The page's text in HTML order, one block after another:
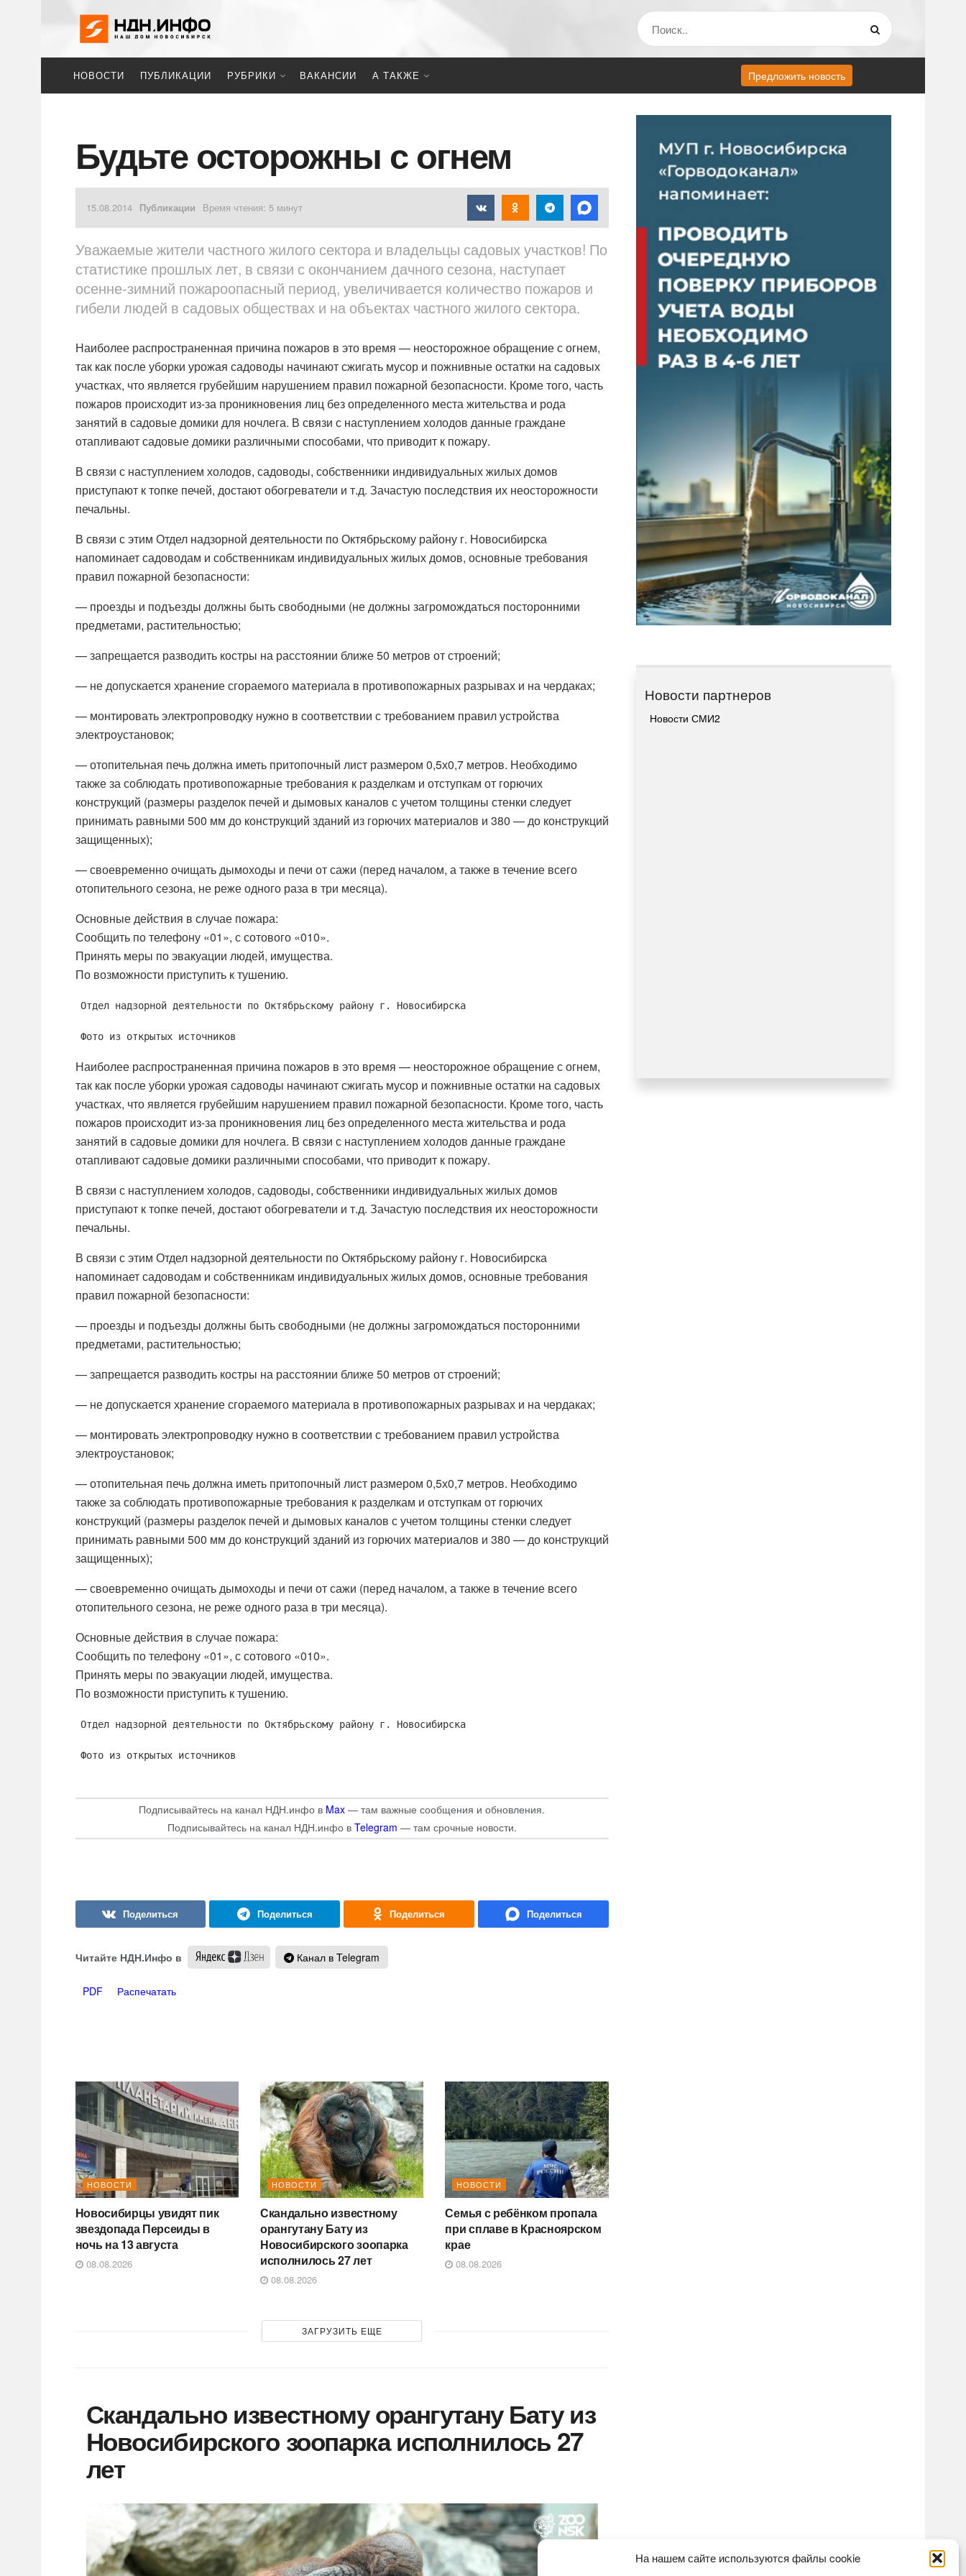
На нашем сайте используются файлы cookie
НОВОСТИ ПУБЛИКАЦИИ РУБРИКИ ВАКАНСИИ А ТАКЖЕ Предложить новость
Будьте осторожны с огнем
15.08.2014 Публикации Время чтения: 5 минут
Уважаемые жители частного жилого сектора и владельцы садовых участков! По
статистике прошлых лет, в связи с окончанием дачного сезона, наступает
осенне-зимний пожароопасный период, увеличивается количество пожаров и
гибели людей в садовых обществах и на объектах частного жилого сектора.
Наиболее распространенная причина пожаров в это время — неосторожное обращение с огнем,
так как после уборки урожая садоводы начинают сжигать мусор и пожнивные остатки на садовых
участках, что является грубейшим нарушением правил пожарной безопасности. Кроме того, часть
пожаров происходит из-за проникновения лиц без определенного места жительства и рода
занятий в садовые домики для ночлега. В связи с наступлением холодов данные граждане
отапливают садовые домики различными способами, что приводит к пожару.
В связи с наступлением холодов, садоводы, собственники индивидуальных жилых домов
приступают к топке печей, достают обогреватели и т.д. Зачастую последствия их неосторожности
печальны.
В связи с этим Отдел надзорной деятельности по Октябрьскому району г. Новосибирска
напоминает садоводам и собственникам индивидуальных жилых домов, основные требования
правил пожарной безопасности:
— проезды и подъезды должны быть свободными (не должны загромождаться посторонними
предметами, растительностью;
— запрещается разводить костры на расстоянии ближе 50 метров от строений;
— не допускается хранение сгораемого материала в противопожарных разрывах и на чердаках;
— монтировать электропроводку нужно в соответствии с требованием правил устройства
электроустановок;
— отопительная печь должна иметь притопочный лист размером 0,5х0,7 метров. Необходимо
также за соблюдать противопожарные требования к разделкам и отступкам от горючих
конструкций (размеры разделок печей и дымовых каналов с учетом толщины стенки следует
принимать равными 500 мм до конструкций зданий из горючих материалов и 380 — до конструкций
защищенных);
— своевременно очищать дымоходы и печи от сажи (перед началом, а также в течение всего
отопительного сезона, не реже одного раза в три месяца).
Основные действия в случае пожара:
Сообщить по телефону «01», с сотового «010».
Принять меры по эвакуации людей, имущества.
По возможности приступить к тушению.
Отдел надзорной деятельности по Октябрьскому району г. Новосибирска
Фото из открытых источников
Наиболее распространенная причина пожаров в это время — неосторожное обращение с огнем,
так как после уборки урожая садоводы начинают сжигать мусор и пожнивные остатки на садовых
участках, что является грубейшим нарушением правил пожарной безопасности. Кроме того, часть
пожаров происходит из-за проникновения лиц без определенного места жительства и рода
занятий в садовые домики для ночлега. В связи с наступлением холодов данные граждане
отапливают садовые домики различными способами, что приводит к пожару.
В связи с наступлением холодов, садоводы, собственники индивидуальных жилых домов
приступают к топке печей, достают обогреватели и т.д. Зачастую последствия их неосторожности
печальны.
В связи с этим Отдел надзорной деятельности по Октябрьскому району г. Новосибирска
напоминает садоводам и собственникам индивидуальных жилых домов, основные требования
правил пожарной безопасности:
— проезды и подъезды должны быть свободными (не должны загромождаться посторонними
предметами, растительностью;
— запрещается разводить костры на расстоянии ближе 50 метров от строений;
— не допускается хранение сгораемого материала в противопожарных разрывах и на чердаках;
— монтировать электропроводку нужно в соответствии с требованием правил устройства
электроустановок;
— отопительная печь должна иметь притопочный лист размером 0,5х0,7 метров. Необходимо
также за соблюдать противопожарные требования к разделкам и отступкам от горючих
конструкций (размеры разделок печей и дымовых каналов с учетом толщины стенки следует
принимать равными 500 мм до конструкций зданий из горючих материалов и 380 — до конструкций
защищенных);
— своевременно очищать дымоходы и печи от сажи (перед началом, а также в течение всего
отопительного сезона, не реже одного раза в три месяца).
Основные действия в случае пожара:
Сообщить по телефону «01», с сотового «010».
Принять меры по эвакуации людей, имущества.
По возможности приступить к тушению.
Отдел надзорной деятельности по Октябрьскому району г. Новосибирска
Фото из открытых источников
Подписывайтесь на канал НДН.инфо в Max — там важные сообщения и обновления.
Подписывайтесь на канал НДН.инфо в Telegram — там срочные новости.
Читайте НДН.Инфо в Канал в Telegram
PDF Распечатать
НОВОСТИ
Новосибирцы увидят пик
звездопада Персеиды в
ночь на 13 августа
08.08.2026
НОВОСТИ
Скандально известному
орангутану Бату из
Новосибирского зоопарка
исполнилось 27 лет
08.08.2026
НОВОСТИ
Семья с ребёнком пропала
при сплаве в Красноярском
крае
08.08.2026
ЗАГРУЗИТЬ ЕЩЕ
Скандально известному орангутану Бату из
Новосибирского зоопарка исполнилось 27
лет
Новости партнеров
Новости СМИ2